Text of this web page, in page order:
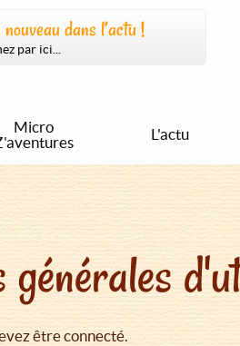
dans l’actu !
par ici...
Micro
L'actu
générales
être connecté.